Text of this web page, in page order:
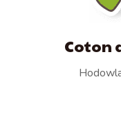
Coton